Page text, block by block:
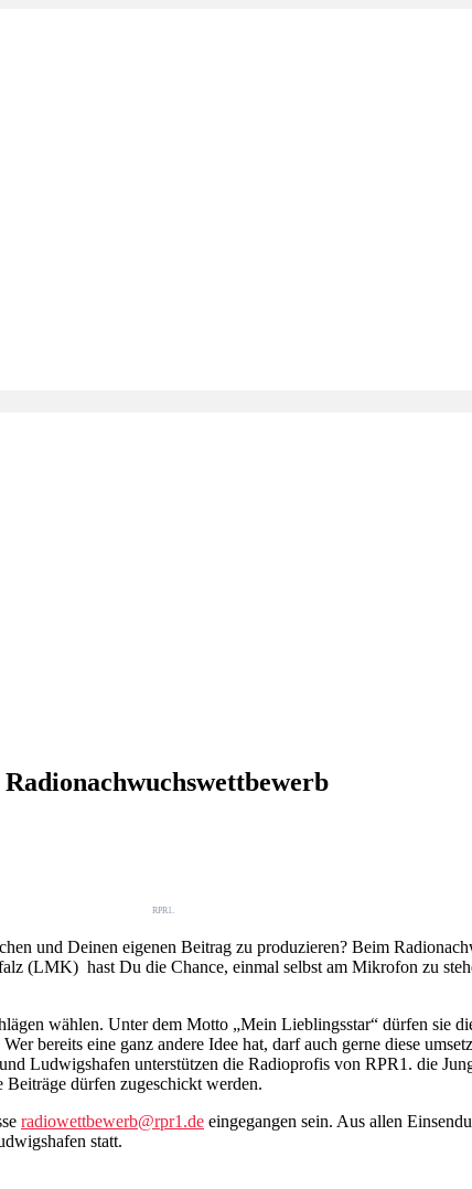
RPR1.
und Deinen eigenen Beitrag zu produzieren? Beim
(LMK) hast Du die Chance, einmal selbst am Mikrofon zu
wählen. Unter dem Motto „Mein Lieblingsstar“ dürfen sie
bereits eine ganz andere Idee hat, darf auch gerne diese
Ludwigshafen unterstützen die Radioprofis von RPR1. die
dürfen zugeschickt werden.
radiowettbewerb@rpr1.de eingegangen sein. Aus allen
statt.